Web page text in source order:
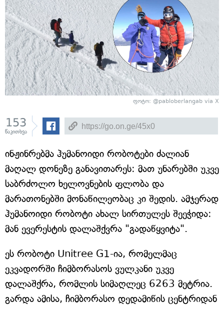
ფოტო: @pabloberlangab via X
153
წაკითხვა
ინჟინრებმა ჰუმანოიდი რობოტები ძალიან
მაღალ დონეზე განავითარეს: მათ უნარებში უკვე
საბრძოლო ხელოვნების ფლობა და
მარათონებში მონაწილეობაც კი შედის. ამჯერად
ჰუმანოიდი რობოტი ახალ სირთულეს შეეჭიდა:
მან ევერესტის დალაშქვრა "გადაწყვიტა".
ეს რობოტი Unitree G1-ია, რომელმაც
ეკვადორში ჩიმბორასოს ვულკანი უკვე
დალაშქრა, რომლის სიმაღლეც 6263 მეტრია.
გარდა ამისა, ჩიმბორასო დედამიწის ცენტრიდან